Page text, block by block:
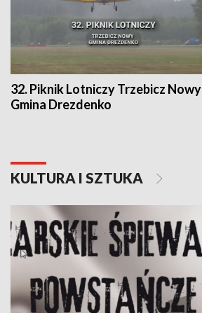
32. Piknik Lotniczy Trzebicz Nowy
Gmina Drezdenko
KULTURA I SZTUKA